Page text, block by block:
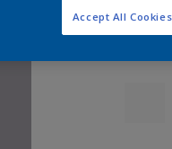
Accept All Cookies